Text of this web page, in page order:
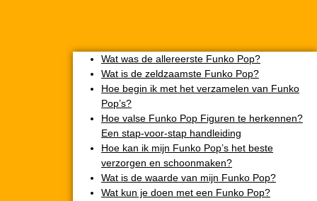
Wat was de allereerste Funko Pop?
Wat is de zeldzaamste Funko Pop?
Hoe begin ik met het verzamelen van Funko
Pop’s?
Hoe valse Funko Pop Figuren te herkennen?
Een stap-voor-stap handleiding
Hoe kan ik mijn Funko Pop’s het beste
verzorgen en schoonmaken?
Wat is de waarde van mijn Funko Pop?
Wat kun je doen met een Funko Pop?